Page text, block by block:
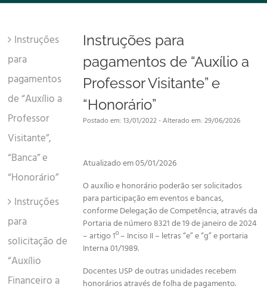
Instruções para
pagamentos de “Auxílio a
Professor Visitante” e
“Honorário”
Postado em: 13/01/2022 - Alterado em: 29/06/2026
Atualizado em 05/01/2026
O auxílio e honorário poderão ser solicitados
para participação em eventos e bancas,
conforme Delegação de Competência, através da
Portaria de número 8321 de 19 de janeiro de 2024
– artigo 1º – Inciso II – letras “e” e “g” e portaria
Interna 01/1989.
Docentes USP de outras unidades recebem
honorários através de folha de pagamento.
Instruções
para
pagamentos
de “Auxílio a
Professor
Visitante”,
“Banca” e
“Honorário”
Instruções
para
solicitação de
“Auxílio
Financeiro a